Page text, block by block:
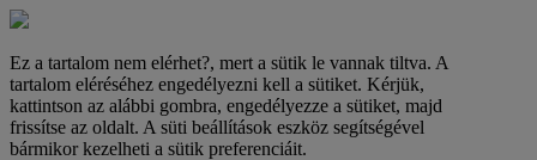
Ez a tartalom nem elérhet?, mert a sütik le vannak tiltva. A
tartalom eléréséhez engedélyezni kell a sütiket. Kérjük,
kattintson az alábbi gombra, engedélyezze a sütiket, majd
frissítse az oldalt. A süti beállítások eszköz segítségével
bármikor kezelheti a sütik preferenciáit.